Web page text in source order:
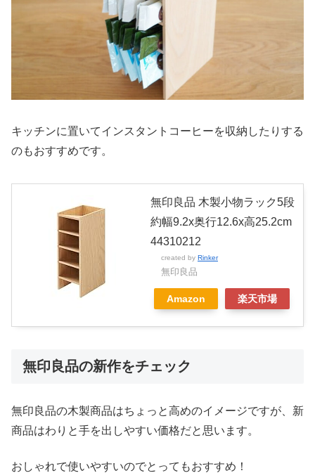
キッチンに置いてインスタントコーヒーを収納したりする
のもおすすめです。
無印良品 木製小物ラック5段
約幅9.2x奥行12.6x高25.2cm
44310212
created by Rinker
無印良品
Amazon 楽天市場
無印良品の新作をチェック
無印良品の木製商品はちょっと高めのイメージですが、新
商品はわりと手を出しやすい価格だと思います。
おしゃれで使いやすいのでとってもおすすめ！